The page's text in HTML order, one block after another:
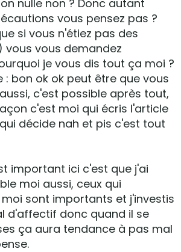
nulle non ? Donc autant
vous pensez pas ?
si vous n'étiez pas des
vous demandez
je vous dis tout ça moi ?
: bon ok ok peut être que vous
c'est possible après tout,
c'est moi qui écris l'article
décide nah et pis c'est tout
important ici c'est que j'ai
moi aussi, ceux qui
sont importants et j'investis
d'affectif donc quand il se
ça aura tendance à pas mal